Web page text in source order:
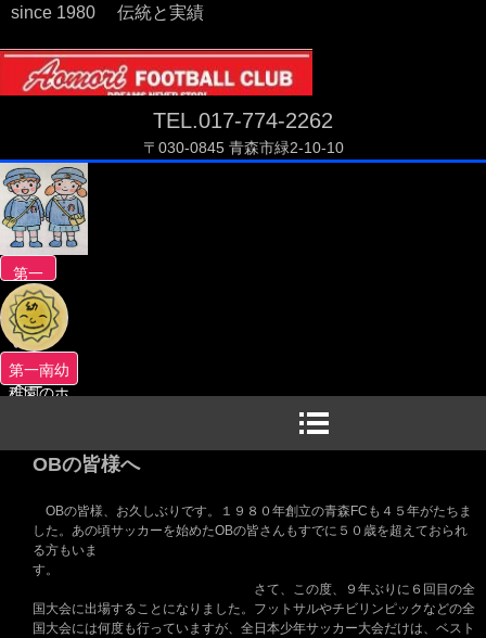
since 1980 伝統と実績
TEL.017-774-2262
〒030-0845 青森市緑2-10-10
第一
南幼
稚園
のホ
ーム
ペー
第一南幼
稚園のホ
OBの皆様へ
OBの皆様、お久しぶりです。１９８０年創立の青森FCも４５年がたちま
した。あの頃サッカーを始めたOBの皆さんもすでに５０歳を超えておられ
る方もいま
す。
さて、この度、９年ぶりに６回目の全
国大会に出場することになりました。フットサルやチビリンピックなどの全
国大会には何度も行っていますが、全日本少年サッカー大会だけは、ベスト